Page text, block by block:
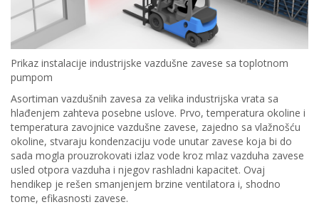
Prikaz instalacije industrijske vazdušne zavese sa toplotnom
pumpom
Asortiman vazdušnih zavesa za velika industrijska vrata sa
hlađenjem zahteva posebne uslove. Prvo, temperatura okoline i
temperatura zavojnice vazdušne zavese, zajedno sa vlažnošću
okoline, stvaraju kondenzaciju vode unutar zavese koja bi do
sada mogla prouzrokovati izlaz vode kroz mlaz vazduha zavese
usled otpora vazduha i njegov rashladni kapacitet. Ovaj
hendikep je rešen smanjenjem brzine ventilatora i, shodno
tome, efikasnosti zavese.